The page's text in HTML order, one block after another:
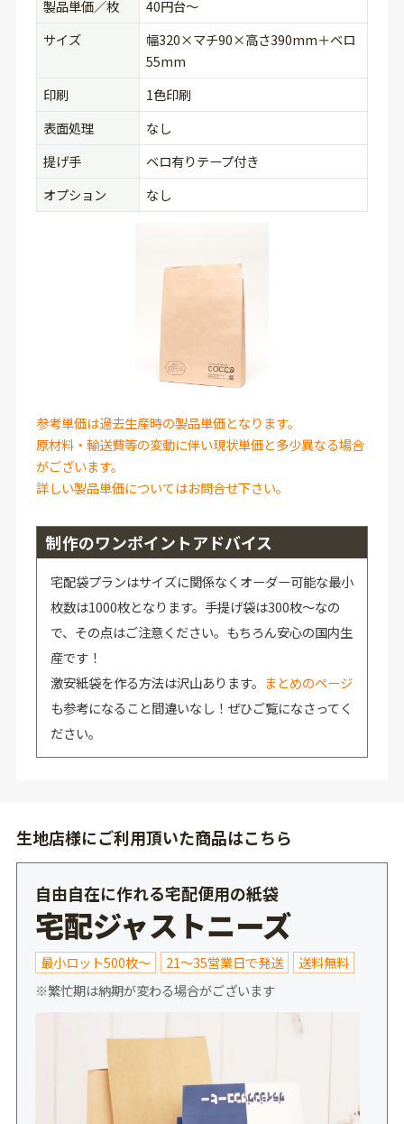
製品単価／枚
40円台〜
サイズ
幅320×マチ90×高さ390mm＋ベロ
55mm
印刷
1色印刷
表面処理
なし
提げ手
ベロ有りテープ付き
オプション
なし
参考単価は過去生産時の製品単価となります。
原材料・輸送費等の変動に伴い現状単価と多少異なる場合
がございます。
詳しい製品単価についてはお問合せ下さい。
制作のワンポイントアドバイス
宅配袋プランはサイズに関係なくオーダー可能な最小
枚数は1000枚となります。手提げ袋は300枚～なの
で、その点はご注意ください。もちろん安心の国内生
産です！
激安紙袋を作る方法は沢山あります。 まとめのページ
も参考になること間違いなし！ぜひご覧になさってく
ださい。
生地店様にご利用頂いた商品はこちら
自由自在に作れる宅配便用の紙袋
宅配ジャストニーズ
最小ロット500枚～ 21～35営業日で発送
送料無料
※繁忙期は納期が変わる場合がございます